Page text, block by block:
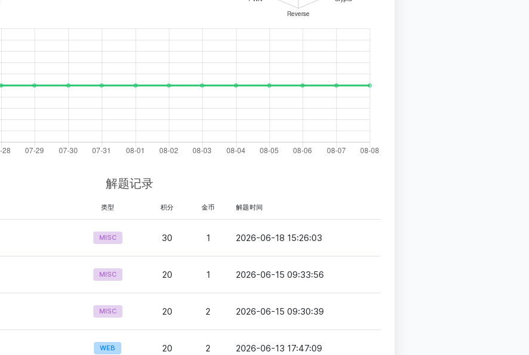
解题记录
类型 积分 金币 解题时间
MISC 30 1 2026-06-18 15:26:03
MISC 20 1 2026-06-15 09:33:56
MISC 20 2 2026-06-15 09:30:39
WEB 20 2 2026-06-13 17:47:09